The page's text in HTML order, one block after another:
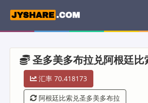
圣多美多布拉兑阿根廷比
汇率 70.418173
阿根廷比索兑圣多美多布拉